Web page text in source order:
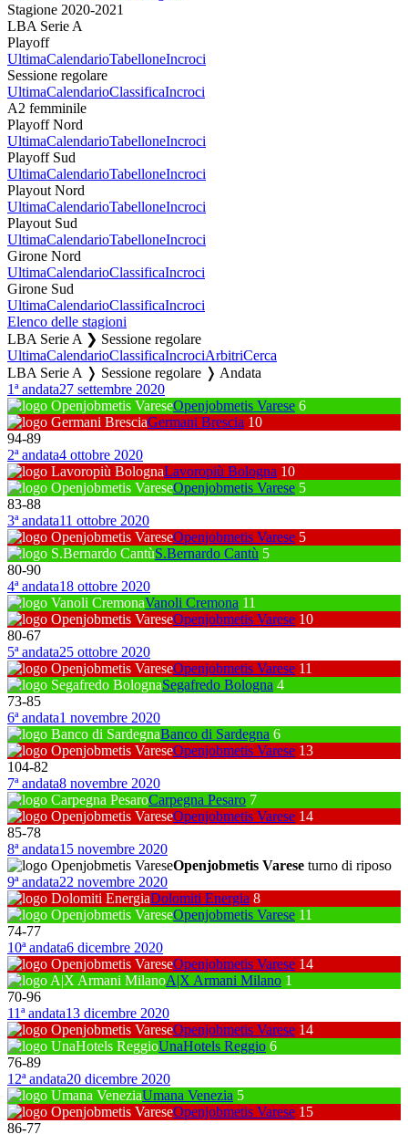
Stagione 2020-2021
LBA Serie A
Playoff
UltimaCalendarioTabelloneIncroci
Sessione regolare
UltimaCalendarioClassificaIncroci
A2 femminile
Playoff Nord
UltimaCalendarioTabelloneIncroci
Playoff Sud
UltimaCalendarioTabelloneIncroci
Playout Nord
UltimaCalendarioTabelloneIncroci
Playout Sud
UltimaCalendarioTabelloneIncroci
Girone Nord
UltimaCalendarioClassificaIncroci
Girone Sud
UltimaCalendarioClassificaIncroci
Elenco delle stagioni
LBA Serie A ❯ Sessione regolare
UltimaCalendarioClassificaIncrociArbitriCerca
LBA Serie A ❭ Sessione regolare ❭ Andata
1ª andata27 settembre 2020
Openjobmetis Varese 6
Germani Brescia 10
94-89
2ª andata4 ottobre 2020
Lavoropiù Bologna 10
Openjobmetis Varese 5
83-88
3ª andata11 ottobre 2020
Openjobmetis Varese 5
S.Bernardo Cantù 5
80-90
4ª andata18 ottobre 2020
Vanoli Cremona 11
Openjobmetis Varese 10
80-67
5ª andata25 ottobre 2020
Openjobmetis Varese 11
Segafredo Bologna 4
73-85
6ª andata1 novembre 2020
Banco di Sardegna 6
Openjobmetis Varese 13
104-82
7ª andata8 novembre 2020
Carpegna Pesaro 7
Openjobmetis Varese 14
85-78
8ª andata15 novembre 2020
Openjobmetis Varese turno di riposo
9ª andata22 novembre 2020
Dolomiti Energia 8
Openjobmetis Varese 11
74-77
10ª andata6 dicembre 2020
Openjobmetis Varese 14
A|X Armani Milano 1
70-96
11ª andata13 dicembre 2020
Openjobmetis Varese 14
UnaHotels Reggio 6
76-89
12ª andata20 dicembre 2020
Umana Venezia 5
Openjobmetis Varese 15
86-77